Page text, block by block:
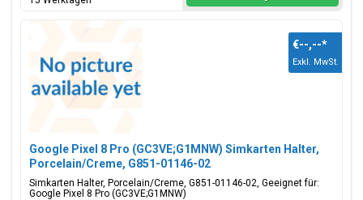
Google Pixel 8 Pro (GC3VE;G1MNW) Simkarten Halter,
Porcelain/Creme, G851-01146-02
Simkarten Halter, Porcelain/Creme, G851-01146-02, Geeignet für:
Google Pixel 8 Pro (GC3VE;G1MNW)
€--,--*
Exkl. MwSt.